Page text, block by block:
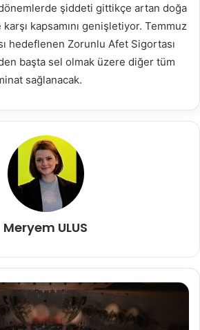
şiddeti gittikçe artan doğa
kapsamını genişletiyor. Temmuz
hedeflenen Zorunlu Afet Sigortası
başta sel olmak üzere diğer tüm
sağlanacak.
Meryem ULUS